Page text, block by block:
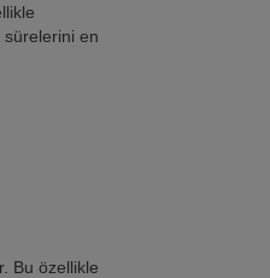
sürelerini en
Bu özellikle